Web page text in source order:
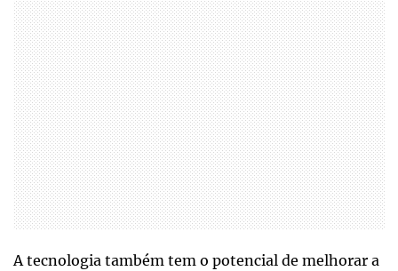
A tecnologia também tem o potencial de melhorar a